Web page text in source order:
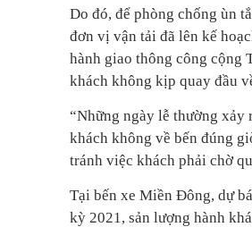
Do đó, để phòng chống ùn
đơn vị vận tải đã lên kế
hành giao thông công cộng
khách không kịp quay đầu
“Những ngày lễ thường xảy
khách không về bến đúng
tránh việc khách phải chờ
Tại bến xe Miền Đông, dự
kỳ 2021, sản lượng hành